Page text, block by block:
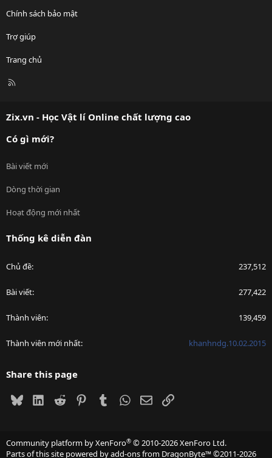
Chính sách bảo mật
Trợ giúp
Trang chủ
R
Zix.vn - Học Vật lí Online chất lượng cao
Có gì mới?
Bài viết mới
Dòng thời gian
Hoạt động mới nhất
Thống kê diễn đàn
Chủ đề 237,512
Bài viết 277,422
Thành viên 139,459
Thành viên mới nhất khanhndg.10.02.2015
Share this page
BlueskyLinkedIn
Reddit PinterestTumblrWhatsApp
EmailLink
Community platform by XenForo® © 2010-2026 XenForo Ltd.
Parts of this site powered byadd-ons from DragonByte™©2011-2026